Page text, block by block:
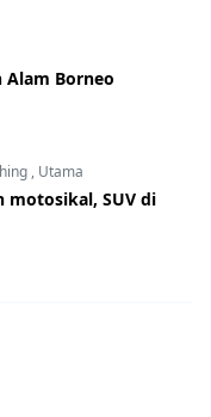
Alam Borneo
, Utama
motosikal, SUV di